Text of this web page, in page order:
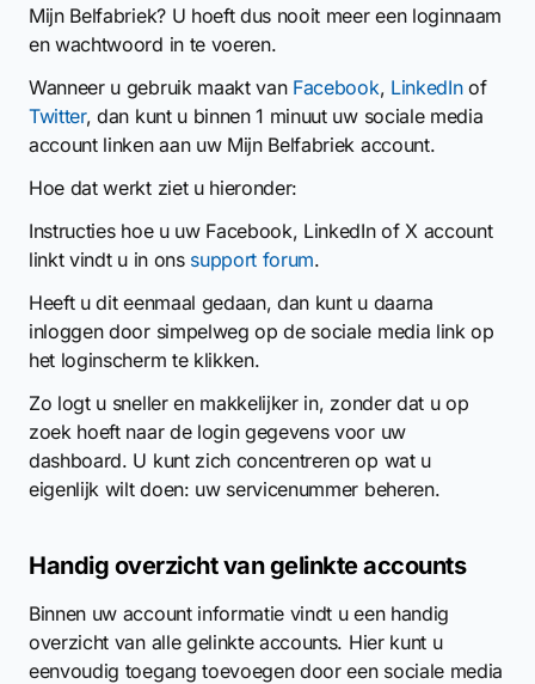
Mijn Belfabriek? U hoeft dus nooit meer een loginnaam
en wachtwoord in te voeren.
Wanneer u gebruik maakt van Facebook, LinkedInof
Twitter, dan kunt u binnen 1 minuut uw sociale media
account linken aan uw Mijn Belfabriek account.
Hoe dat werkt ziet u hieronder:
Instructies hoe u uw Facebook, LinkedIn of X account
linkt vindt u in ons support forum.
Heeft u dit eenmaal gedaan, dan kunt u daarna
inloggen door simpelweg op de sociale media link op
het loginscherm te klikken.
Zo logt u sneller en makkelijker in, zonder dat u op
zoek hoeft naar de login gegevens voor uw
dashboard. U kunt zich concentreren op wat u
eigenlijk wilt doen: uw servicenummer beheren.
Handig overzicht van gelinkte accounts
Binnen uw account informatie vindt u een handig
overzicht van alle gelinkte accounts. Hier kunt u
eenvoudig toegang toevoegen door een sociale media